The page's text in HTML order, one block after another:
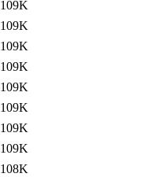
109K
109K
109K
109K
109K
109K
109K
109K
108K